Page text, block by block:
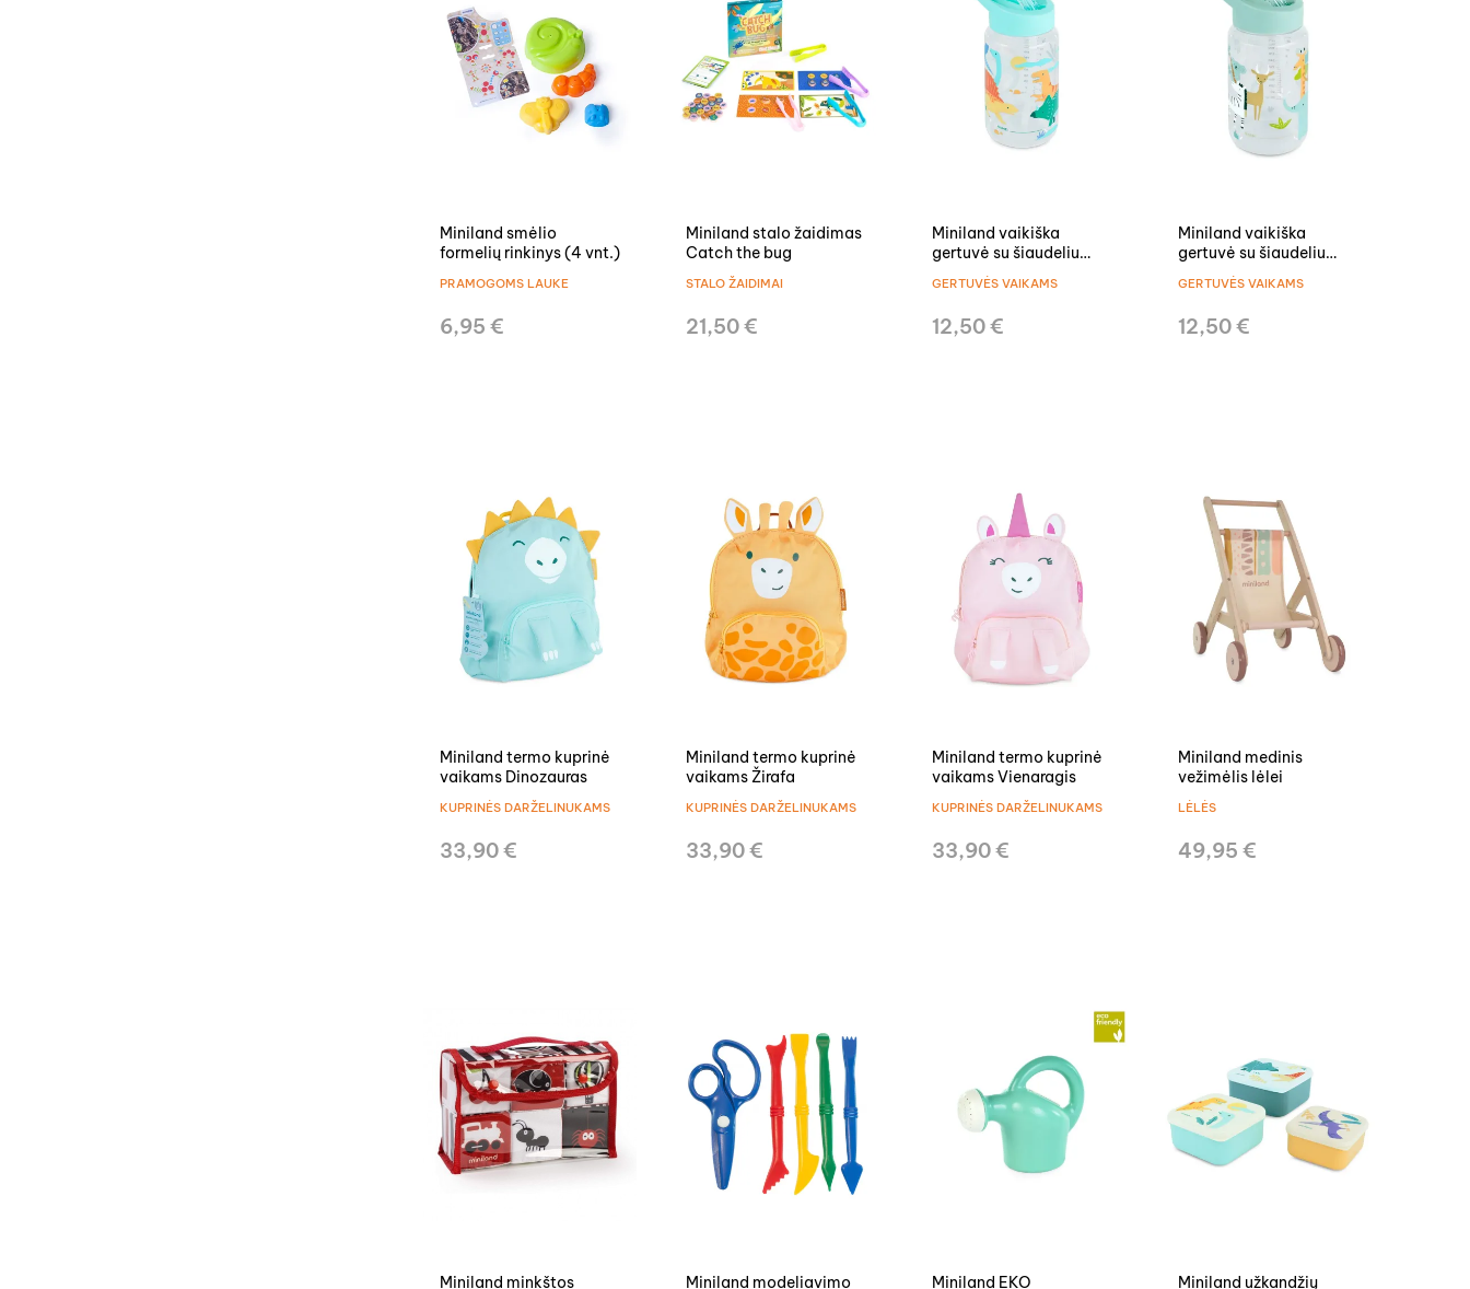
Miniland smėlio
formelių rinkinys (4 vnt.)
PRAMOGOMS LAUKE
6,95 €
Miniland stalo žaidimas
Catch the bug
STALO ŽAIDIMAI
21,50 €
Miniland vaikiška
gertuvė su šiaudeliu
Dinozaurai
GERTUVĖS VAIKAMS
12,50 €
Miniland vaikiška
gertuvė su šiaudeliu
Džiunglės
GERTUVĖS VAIKAMS
12,50 €
Miniland termo kuprinė
vaikams Dinozauras
KUPRINĖS DARŽELINUKAMS
33,90 €
Miniland termo kuprinė
vaikams Žirafa
KUPRINĖS DARŽELINUKAMS
33,90 €
Miniland termo kuprinė
vaikams Vienaragis
KUPRINĖS DARŽELINUKAMS
33,90 €
Miniland medinis
vežimėlis lėlei
LĖLĖS
49,95 €
Miniland minkštos Miniland modeliavimo Miniland EKO Miniland užkandžių